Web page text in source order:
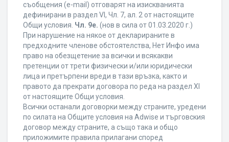
съобщения (e-mail) отговарят на изискванията
дефинирани в раздел VI, Чл. 7, ал. 2 от настоящите
Общи условия. Чл. 9е. (нов в сила от 01.03.2020 г.)
При нарушение на някое от декларираните в
предходните членове обстоятелства, Нет Инфо има
право на обезщетение за всички и всякакви
претенции от трети физически и/или юридически
лица и претърпени вреди в тази връзка, както и
правото да прекрати договора по реда на раздел XI
от настоящите Общи условия.
Всички останали договорки между страните, уредени
по силата на Общите условия на Adwise и търговския
договор между страните, а също така и общо
приложимите правила прилагани според